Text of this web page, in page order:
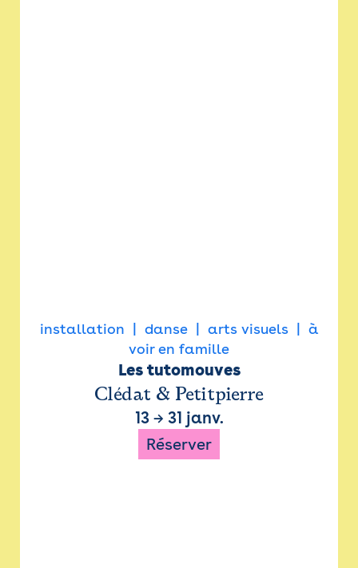
installation danse arts visuels
à
voir en famille
Les tutomouves
Clédat & Petitpierre
13→ 31 janv.
Réserver